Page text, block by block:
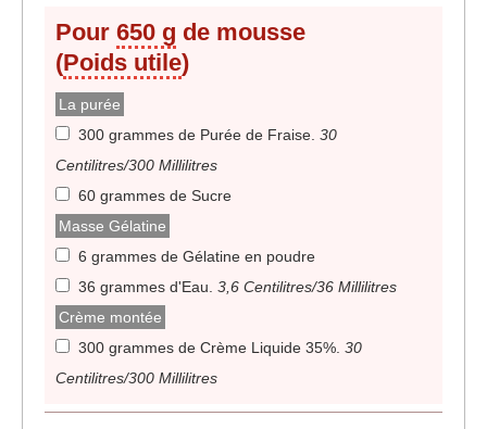
Pour 650 g de mousse
(Poids utile)
La purée
300 grammes de Purée de Fraise. 30
Centilitres/300 Millilitres
60 grammes de Sucre
Masse Gélatine
6 grammes de Gélatine en poudre
36 grammes d'Eau. 3,6 Centilitres/36 Millilitres
Crème montée
300 grammes de Crème Liquide 35%. 30
Centilitres/300 Millilitres